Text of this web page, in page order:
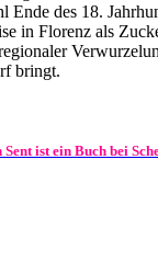
Ende des 18.
in Florenz als
bringt.
ist ein Buch bei